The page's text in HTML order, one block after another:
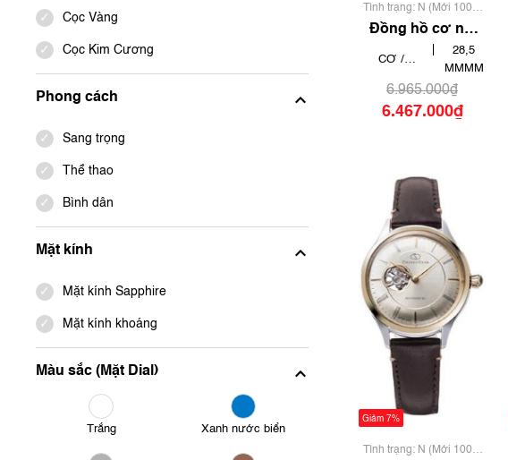
Cọc Vàng
Cọc Kim Cương
Phong cách
Sang trọng
Thể thao
Bình dân
Mặt kính
Mặt kính Sapphire
Mặt kính khoáng
Màu sắc (Mặt Dial)
Trắng Xanh nước biển
Tình trạng: N (Mới 100%
chưa qua sử dụng)
Đồng hồ cơ nữ
Orient Star
Standard WZ-
0401NR
CƠ /
28,5
MMMM
6.965.000₫
6.467.000₫
Giảm 7%
Tình trạng: N (Mới 100%